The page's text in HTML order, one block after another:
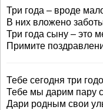
Три года – вроде
В них вложено
Три года сыну – это
Примите
Тебе сегодня три
Тебе мы дарим пару
Дари родным свои